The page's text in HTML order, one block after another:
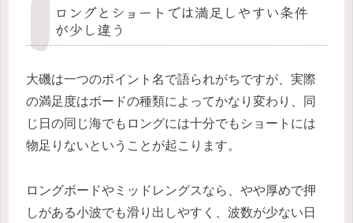
ロングとショートでは満足しやすい条件
が少し違う
大磯は一つのポイント名で語られがちですが、実際
の満足度はボードの種類によってかなり変わり、同
じ日の同じ海でもロングには十分でもショートには
物足りないということが起こります。
ロングボードやミッドレングスなら、やや厚めで押
しがある小波でも滑り出しやすく、波数が少ない日